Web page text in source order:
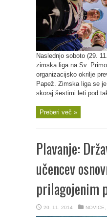
Naslednjo soboto (29.
zimska liga na Sv.
organizacijsko okrilje
Papež. Zimska liga se
skoraj šestimi leti pod
Preberi več »
Plavanje:
učencev
prilagojenim
20. 11. 2014 NOVICE